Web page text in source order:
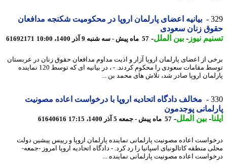
بیانیه اعضای پارلمان اروپا در محکومیت شکنجه مدافعان
زنان سعودی
نیوز-بین الملل-57 ماه پیش - سه شنبه 9 آذر 1400، 10:00 61692171
از اعضای پارلمان اروپا آزار و اذیت مداوم مدافعان حقوق زنان در عربستان
توسط مقامات سعودی را محکوم کردند. - ، در بیانیه ای که توسط 120 نماینده
اروپا صادر شد، تلاش های محمد بن ...
مخالف دادگاه اتحادیه اروپا با درخواست اعاده مصونیت
پوجدمون
-بین الملل-57 ماه پیش - جمعه 5 آذر 1400، 17:15 61640616
اعاده مصونیت پارلمانی نماینده پارلمان اروپا و رییس پیشین دولت
منطقه کاتالونیای اسپانیا را رد کرد. - دادگاه اتحادیه اروپا امروز -جمعه-
اعاده مصونیت پارلمانی نماینده ...